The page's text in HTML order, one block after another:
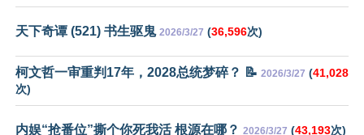
天下奇谭 (521) 书生驱鬼 2026/3/27 (36,596次)
柯文哲一审重判17年，2028总统梦碎？ 📝 2026/3/27 (41,028
次)
内娱“抢番位”撕个你死我活 根源在哪？ 2026/3/27 (43,193次)